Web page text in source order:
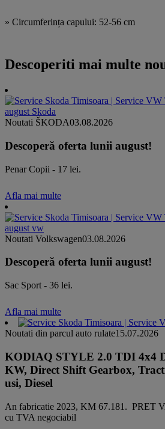
» Circumferința capului: 52-56 cm
Descoperiti mai multe
Noutati ŠKODA03.08.2026
Descoperă oferta lunii august!
Penar Copii - 17 lei.
Afla mai multe
Noutati Volkswagen03.08.2026
Descoperă oferta lunii august!
Sac Sport - 36 lei.
Afla mai multe
Noutati din parcul auto rulate15.07.2026
KODIAQ STYLE 2.0 TDI 4x4
KW, Direct Shift Gearbox,
usi, Diesel
An fabricatie 2023, KM 67.181. PRET
cu TVA negociabil